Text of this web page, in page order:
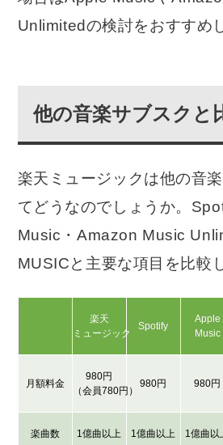
Unlimitedの検討をおすすめ
他の音楽サブスクと
楽天ミュージックは他の音
てどうなのでしょうか。
Music・Amazon Music
MUSICと主要な項目を比較
楽天
ミュージック
Spotify
Apple
Music
月額料金
980円
（会員780円）
980円 980円
楽曲数 1億曲以上 1億曲以上 1億曲以